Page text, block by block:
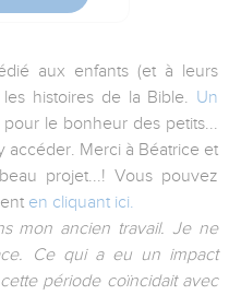
aux enfants (et à leurs
histoires de la Bible. Un
pour le bonheur des petits...
accéder. Merci à Béatrice et
projet...! Vous pouvez
en cliquant ici.
mon ancien travail. Je ne
Ce qui a eu un impact
période coïncidait avec